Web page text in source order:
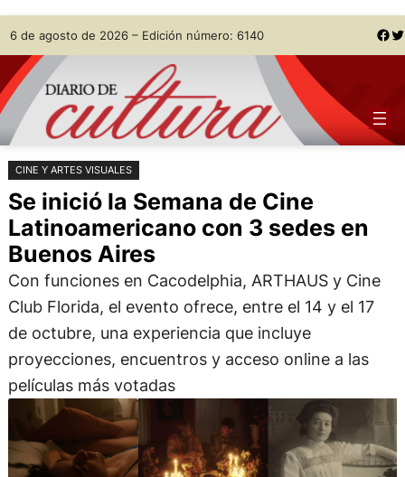
Saltar
al
contenido
Skip
to
content
6 de agosto de 2026 – Edición número: 6140 Facebook Twitter
CINE Y ARTES VISUALES
Se inició la Semana de Cine
Latinoamericano con 3 sedes en
Buenos Aires
Con funciones en Cacodelphia, ARTHAUS y Cine
Club Florida, el evento ofrece, entre el 14 y el 17
de octubre, una experiencia que incluye
proyecciones, encuentros y acceso online a las
películas más votadas